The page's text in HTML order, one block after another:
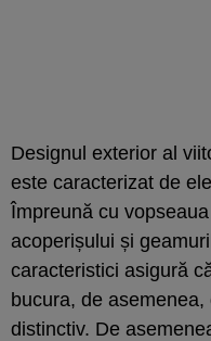
Designul exterior al
este caracterizat de
Împreună cu
acoperișului și
caracteristici asigură
bucura, de
distinctiv. De